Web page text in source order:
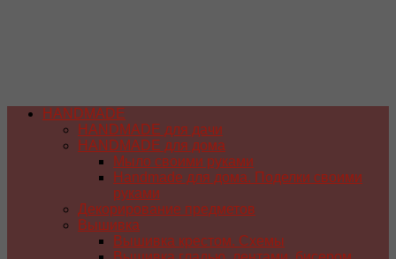
HANDMADE
HANDMADE для дачи
HANDMADE для дома
Мыло своими руками
Handmade для дома. Поделки своими
руками
Декорирование предметов
Вышивка
Вышивка крестом. Схемы